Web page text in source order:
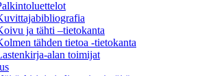
ja tähti –tietokanta
tähden tietoa -tietokanta
alan toimijat